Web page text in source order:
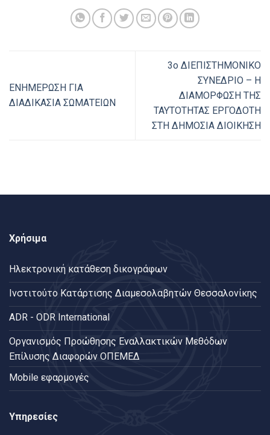
ΕΝΗΜΕΡΩΣΗ ΓΙΑ
ΔΙΑΔΙΚΑΣΙΑ ΣΩΜΑΤΕΙΩΝ
3ο ΔΙΕΠΙΣΤΗΜΟΝΙΚΟ
ΣΥΝΕΔΡΙΟ – Η
ΔΙΑΜΟΡΦΩΣΗ ΤΗΣ
ΤΑΥΤΟΤΗΤΑΣ ΕΡΓΟΔΟΤΗ
ΣΤΗ ΔΗΜΟΣΙΑ ΔΙΟΙΚΗΣΗ
Χρήσιμα
Ηλεκτρονική κατάθεση δικογράφων
Ινστιτούτο Κατάρτισης Διαμεσολαβητών Θεσσαλονίκης
ADR - ODR International
Oργανισμός Προώθησης Εναλλακτικών Μεθόδων
Επίλυσης Διαφορών ΟΠΕΜΕΔ
Mobile εφαρμογές
Υπηρεσίες